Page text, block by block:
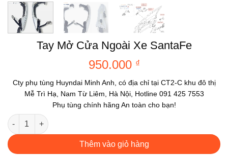
Tay Mở Cửa Ngoài Xe SantaFe
950.000 ₫
Cty phụ tùng Huyndai Minh Anh, có địa chỉ tại CT2-C khu đô thị
Mễ Trì Hạ, Nam Từ Liêm, Hà Nội, Hotline 091 425 7553
Phụ tùng chính hãng An toàn cho bạn!
Tay Mở Cửa Ngoài Xe SantaFe số lượng
Thêm vào giỏ hàng